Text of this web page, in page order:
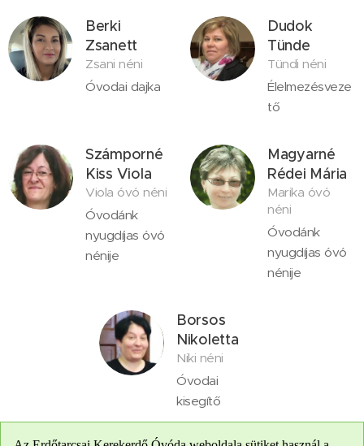
Berki
Zsanett
Zsani néni
Óvodai dajka
Dudok
Tünde
Tündi néni
Élelmezésveze
tő
Számporné
Kiss Viola
Viola óvó néni
Óvodánk
nyugdíjas óvó
nénije
Magyarné
Rédei Mária
Marika óvó
néni
Óvodánk
nyugdíjas óvó
nénije
Borsos
Nikoletta
Niki néni
Óvodai
kisegítő